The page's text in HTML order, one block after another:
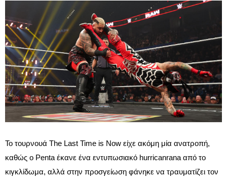
Το τουρνουά The Last Time is Now είχε ακόμη μία ανατροπή,
καθώς ο Penta έκανε ένα εντυπωσιακό hurricanrana από το
κιγκλίδωμα, αλλά στην προσγείωση φάνηκε να τραυματίζει τον